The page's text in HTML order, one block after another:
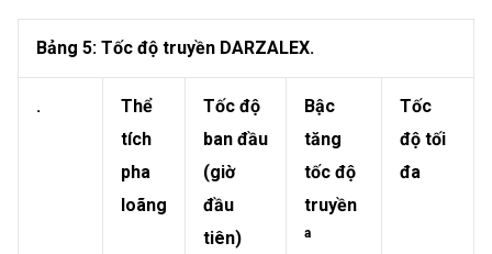
Bảng 5: Tốc độ truyền DARZALEX.
.
Thể
tích
pha
loãng
Tốc độ
ban đầu
(giờ
đầu
tiên)
Bậc
tăng
tốc độ
truyền
a
Tốc
độ tối
đa